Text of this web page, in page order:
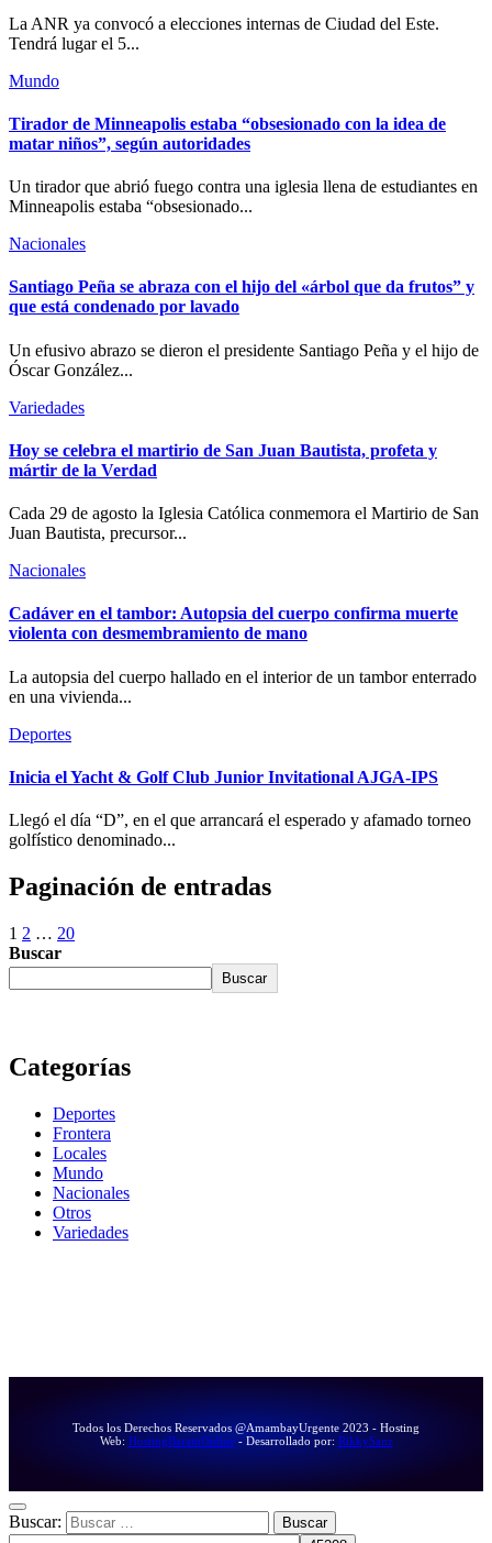
La ANR ya convocó a elecciones internas de Ciudad del Este.
Tendrá lugar el 5...
Mundo
Tirador de Minneapolis estaba “obsesionado con la idea de
matar niños”, según autoridades
Un tirador que abrió fuego contra una iglesia llena de estudiantes en
Minneapolis estaba “obsesionado...
Nacionales
Santiago Peña se abraza con el hijo del «árbol que da frutos” y
que está condenado por lavado
Un efusivo abrazo se dieron el presidente Santiago Peña y el hijo de
Óscar González...
Variedades
Hoy se celebra el martirio de San Juan Bautista, profeta y
mártir de la Verdad
Cada 29 de agosto la Iglesia Católica conmemora el Martirio de San
Juan Bautista, precursor...
Nacionales
Cadáver en el tambor: Autopsia del cuerpo confirma muerte
violenta con desmembramiento de mano
La autopsia del cuerpo hallado en el interior de un tambor enterrado
en una vivienda...
Deportes
Inicia el Yacht & Golf Club Junior Invitational AJGA-IPS
Llegó el día “D”, en el que arrancará el esperado y afamado torneo
golfístico denominado...
Paginación de entradas
1 2 … 20
Buscar
Buscar
Categorías
Deportes
Frontera
Locales
Mundo
Nacionales
Otros
Variedades
Todos los Derechos Reservados @AmambayUrgente 2023 - Hosting
Web: HostingBaratoOnline- Desarrollado por: RikkySanz
Buscar: